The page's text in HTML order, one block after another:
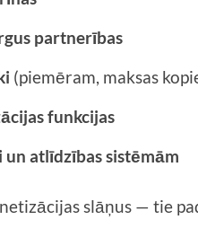
partnerības
(piemēram, maksas
funkcijas
un atlīdzības sistēmām
slāņus — tie